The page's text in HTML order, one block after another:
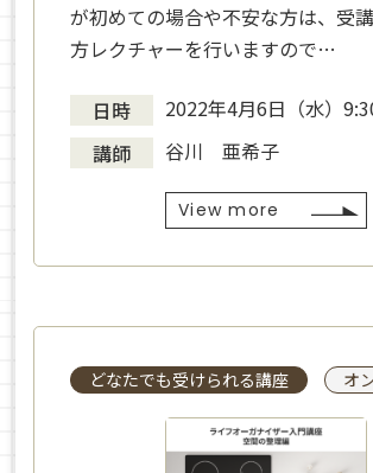
が初めての場合や不安な方は、受
方レクチャーを行いますので…
日時
2022年4月6日（水）
講師
谷川 亜希子
View more
どなたでも受けられる講座 オ